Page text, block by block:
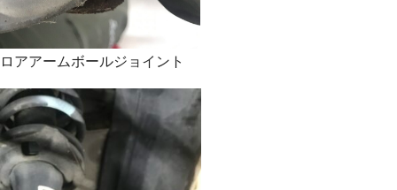
ロアアームボールジョイント